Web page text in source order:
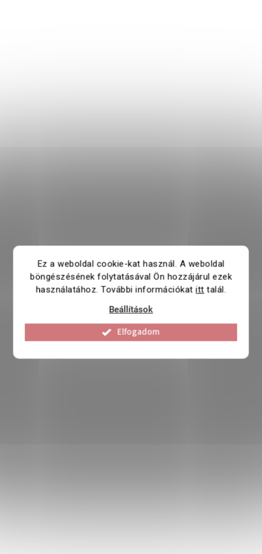
Ez a weboldal cookie-kat használ. A weboldal
böngészésének folytatásával Ön hozzájárul ezek
használatához. További információkatitt talál.
Beállítások
Elfogadom